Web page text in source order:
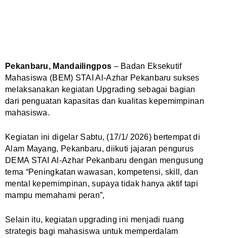
Pekanbaru, Mandailingpos – Badan Eksekutif
Mahasiswa (BEM) STAI Al-Azhar Pekanbaru sukses
melaksanakan kegiatan Upgrading sebagai bagian
dari penguatan kapasitas dan kualitas kepemimpinan
mahasiswa.
Kegiatan ini digelar Sabtu, (17/1/ 2026) bertempat di
Alam Mayang, Pekanbaru, diikuti jajaran pengurus
DEMA STAI Al-Azhar Pekanbaru dengan mengusung
tema “Peningkatan wawasan, kompetensi, skill, dan
mental kepemimpinan, supaya tidak hanya aktif tapi
mampu memahami peran”,
Selain itu, kegiatan upgrading ini menjadi ruang
strategis bagi mahasiswa untuk memperdalam